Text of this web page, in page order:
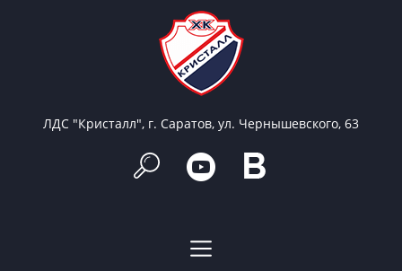
ЛДС "Кристалл", г. Саратов, ул. Чернышевского, 63